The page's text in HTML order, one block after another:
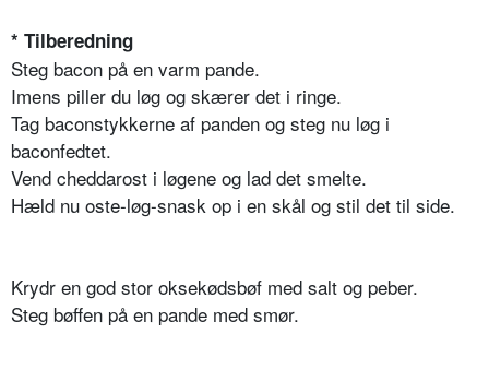
* Tilberedning
Steg bacon på en varm pande.
Imens piller du løg og skærer det i ringe.
Tag baconstykkerne af panden og steg nu løg i
baconfedtet.
Vend cheddarost i løgene og lad det smelte.
Hæld nu oste-løg-snask op i en skål og stil det til side.
Krydr en god stor oksekødsbøf med salt og peber.
Steg bøffen på en pande med smør.